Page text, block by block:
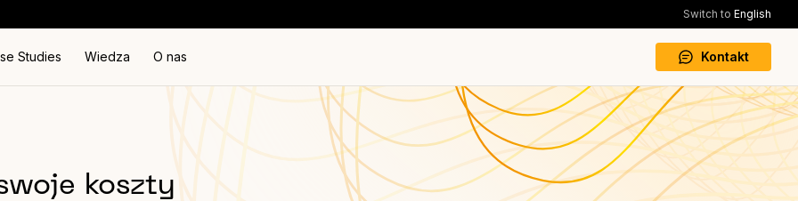
Switch to English
Studies Wiedza O nas Kontakt
koszty